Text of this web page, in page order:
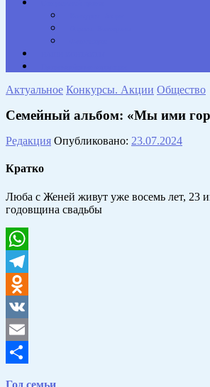
Актуальное Конкурсы. Акции Общество
Семейный альбом: «Мы ими
Редакция Опубликовано: 23.07.2024
Кратко
Люба с Женей живут уже восемь лет, 23
годовщина свадьбы
WhatsApp
Telegram
Odnoklassniki
VK
Email
Год семьи